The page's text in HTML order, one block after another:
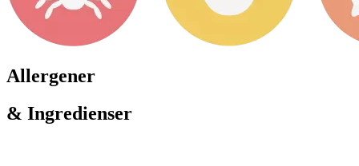
Allergener
& Ingredienser